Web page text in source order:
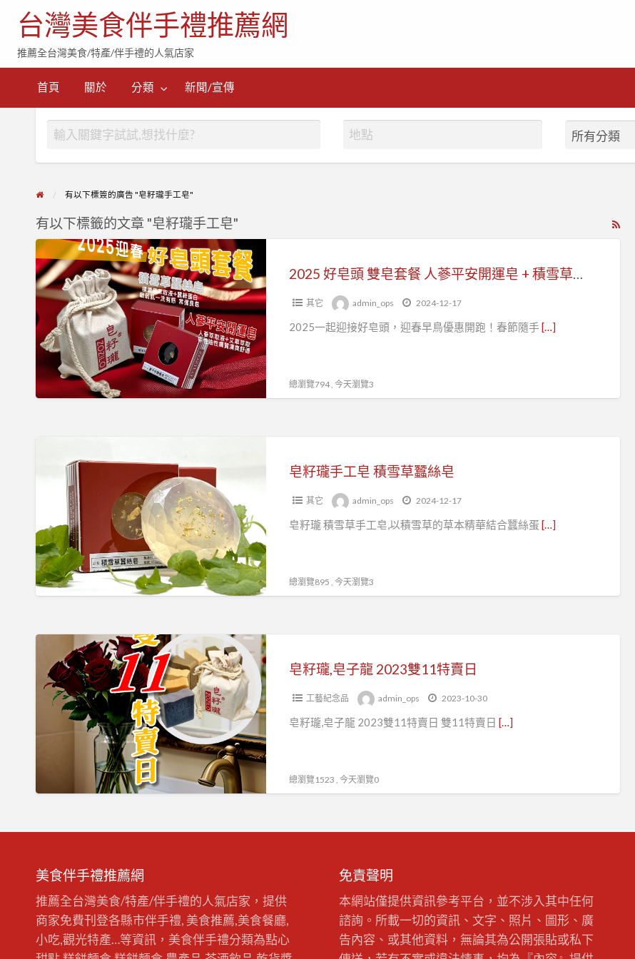
台灣美食伴手禮推薦網
推薦全台灣美食/特產/伴手禮的人氣店家
首頁 關於 分類 新聞/宣傳
有以下標簽的廣告 "皂籽瓏手工皂"
RSS
工
有以下標籤的文章 "皂籽瓏手工皂"
2025
好
皂
雙
皂
餐
人
+
積
雪
草
絲
2025 好皂頭 雙皂套餐 人蔘平安開運皂 + 積雪草蠶絲皂
其它 admin_ops 2024-12-17
2025一起迎接好皂頭，迎春早鳥優惠開跑！春節隨手 […]
總瀏覽794 , 今天瀏覽3
皂
積
雪
草
絲
皂籽瓏手工皂 積雪草蠶絲皂
其它 admin_ops 2024-12-17
皂籽瓏 積雪草手工皂,以積雪草的草本精華結合蠶絲蛋 […]
總瀏覽895 , 今天瀏覽3
瓏,
龍
11
賣
皂籽瓏,皂子龍 2023雙11特賣日
工藝紀念品 admin_ops 2023-10-30
皂籽瓏,皂子龍 2023雙11特賣日 雙11特賣日 […]
總瀏覽1523 , 今天瀏覽0
美食伴手禮推薦網
推薦全台灣美食/特產/伴手禮的人氣店家，提供
商家免費刊登各縣市伴手禮, 美食推薦,美食餐廳,
小吃,觀光特產…等資訊，美食伴手禮分類為點心
免責聲明
本網站僅提供資訊參考平台，並不涉入其中任何
諮詢。所載一切的資訊、文字、照片、圖形、廣
告內容、或其他資料，無論其為公開張貼或私下